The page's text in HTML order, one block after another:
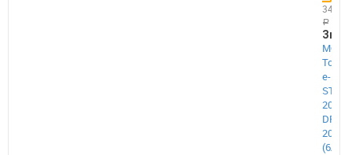
34
руб.
МФУ
e-
2006
DP-